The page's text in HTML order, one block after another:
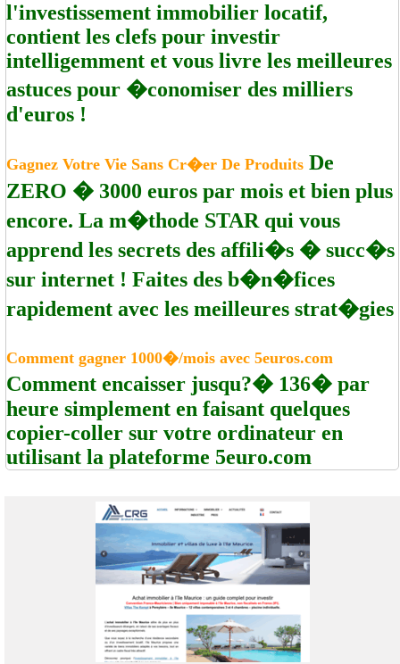
l'investissement immobilier locatif,
contient les clefs pour investir
intelligemment et vous livre les meilleures
astuces pour �conomiser des milliers
d'euros !
Gagnez Votre Vie Sans Cr�er De Produits De
ZERO � 3000 euros par mois et bien plus
encore. La m�thode STAR qui vous
apprend les secrets des affili�s � succ�s
sur internet ! Faites des b�n�fices
rapidement avec les meilleures strat�gies
Comment gagner 1000�/mois avec 5euros.com
Comment encaisser jusqu?� 136� par
heure simplement en faisant quelques
copier-coller sur votre ordinateur en
utilisant la plateforme 5euro.com